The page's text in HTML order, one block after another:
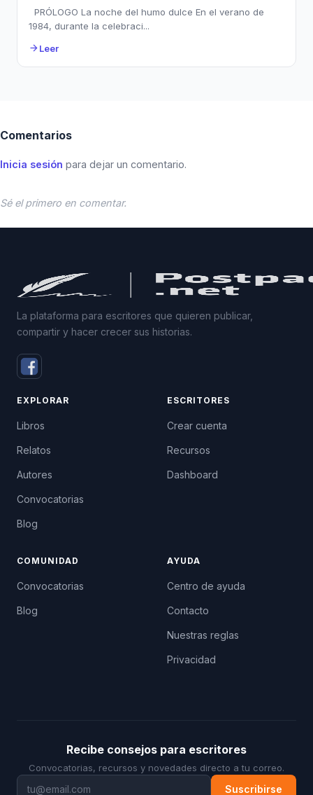
PRÓLOGO La noche del humo dulce En el verano de
1984, durante la celebraci...
arrow_forward Leer
Comentarios
Inicia sesión para dejar un comentario.
Sé el primero en comentar.
La plataforma para escritores que quieren publicar,
compartir y hacer crecer sus historias.
EXPLORAR
Libros
Relatos
Autores
Convocatorias
Blog
ESCRITORES
Crear cuenta
Recursos
Dashboard
COMUNIDAD
Convocatorias
Blog
AYUDA
Centro de ayuda
Contacto
Nuestras reglas
Privacidad
Recibe consejos para escritores
Convocatorias, recursos y novedades directo a tu correo.
Suscribirse